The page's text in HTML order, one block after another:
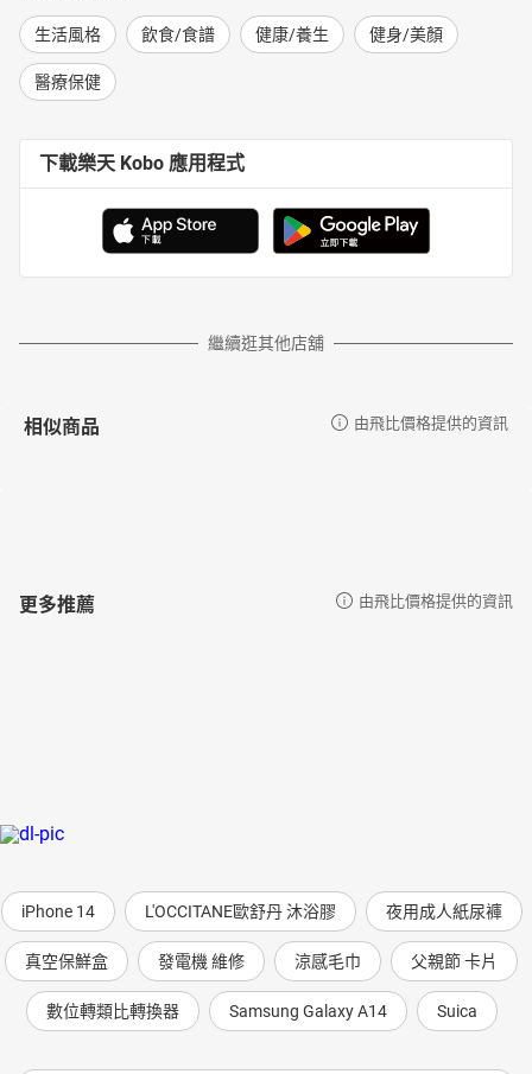
生活風格 飲食/食譜 健康/養生 健身/美顏
醫療保健
下載樂天 Kobo 應用程式
繼續逛其他店舖
相似商品 由飛比價格提供的資訊
更多推薦 由飛比價格提供的資訊
iPhone 14 L'OCCITANE歐舒丹 沐浴膠 夜用成人紙尿褲
真空保鮮盒 發電機 維修 涼感毛巾 父親節 卡片
數位轉類比轉換器 Samsung Galaxy A14 Suica